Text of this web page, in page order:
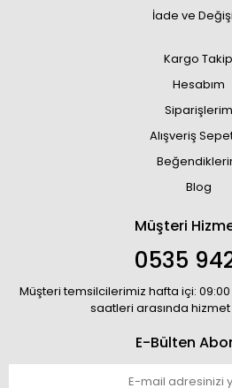
İade ve
Kargo Takip
Hesabım
Siparişlerim
Alışveriş
Blog
Müşteri
0535
Müşteri temsilcilerimiz hafta içi: 09:00
saatleri arasında
E-Bülten